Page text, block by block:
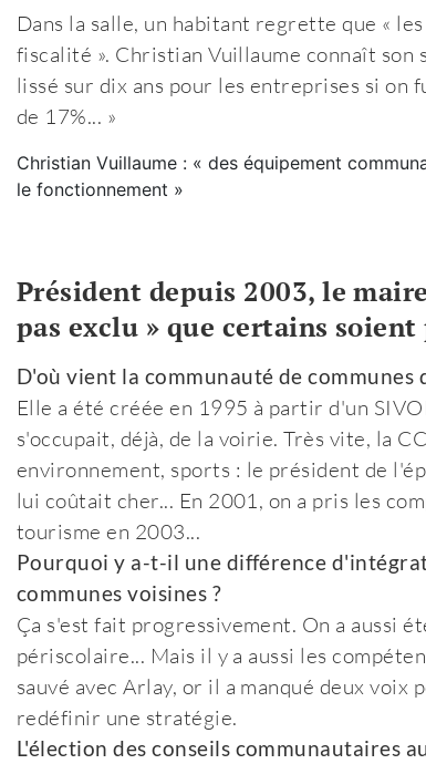
Dans la salle, un habitant regrette que «
fiscalité ». Christian Vuillaume connaît
lissé sur dix ans pour les entreprises si on
de 17%... »
Christian Vuillaume : « des équipement
le fonctionnement »
Président depuis 2003, le
pas exclu » que certains
D'où vient la communauté de communes
Elle a été créée en 1995 à partir d'un
s'occupait, déjà, de la voirie. Très vite, la
environnement, sports : le président de
lui coûtait cher... En 2001, on a pris les
tourisme en 2003...
Pourquoi y a-t-il une différence
communes voisines ?
Ça s'est fait progressivement. On a aussi
périscolaire... Mais il y a aussi les
sauvé avec Arlay, or il a manqué deux voix
redéfinir une stratégie.
L'élection des conseils communautaires